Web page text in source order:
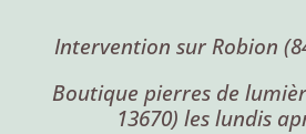
Intervention sur Robion
Boutique pierres de
13670) les lundis